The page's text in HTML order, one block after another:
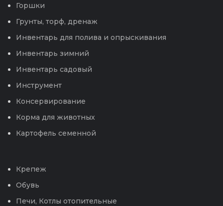
Горшки
Грунты, торф, дренаж
Инвентарь для полива и опрыскивания
Инвентарь зимний
Инвентарь садовый
Инструмент
Консервирование
Корма для животных
Картофель семенной
Крепеж
Обувь
Печи, Котлы отопительные